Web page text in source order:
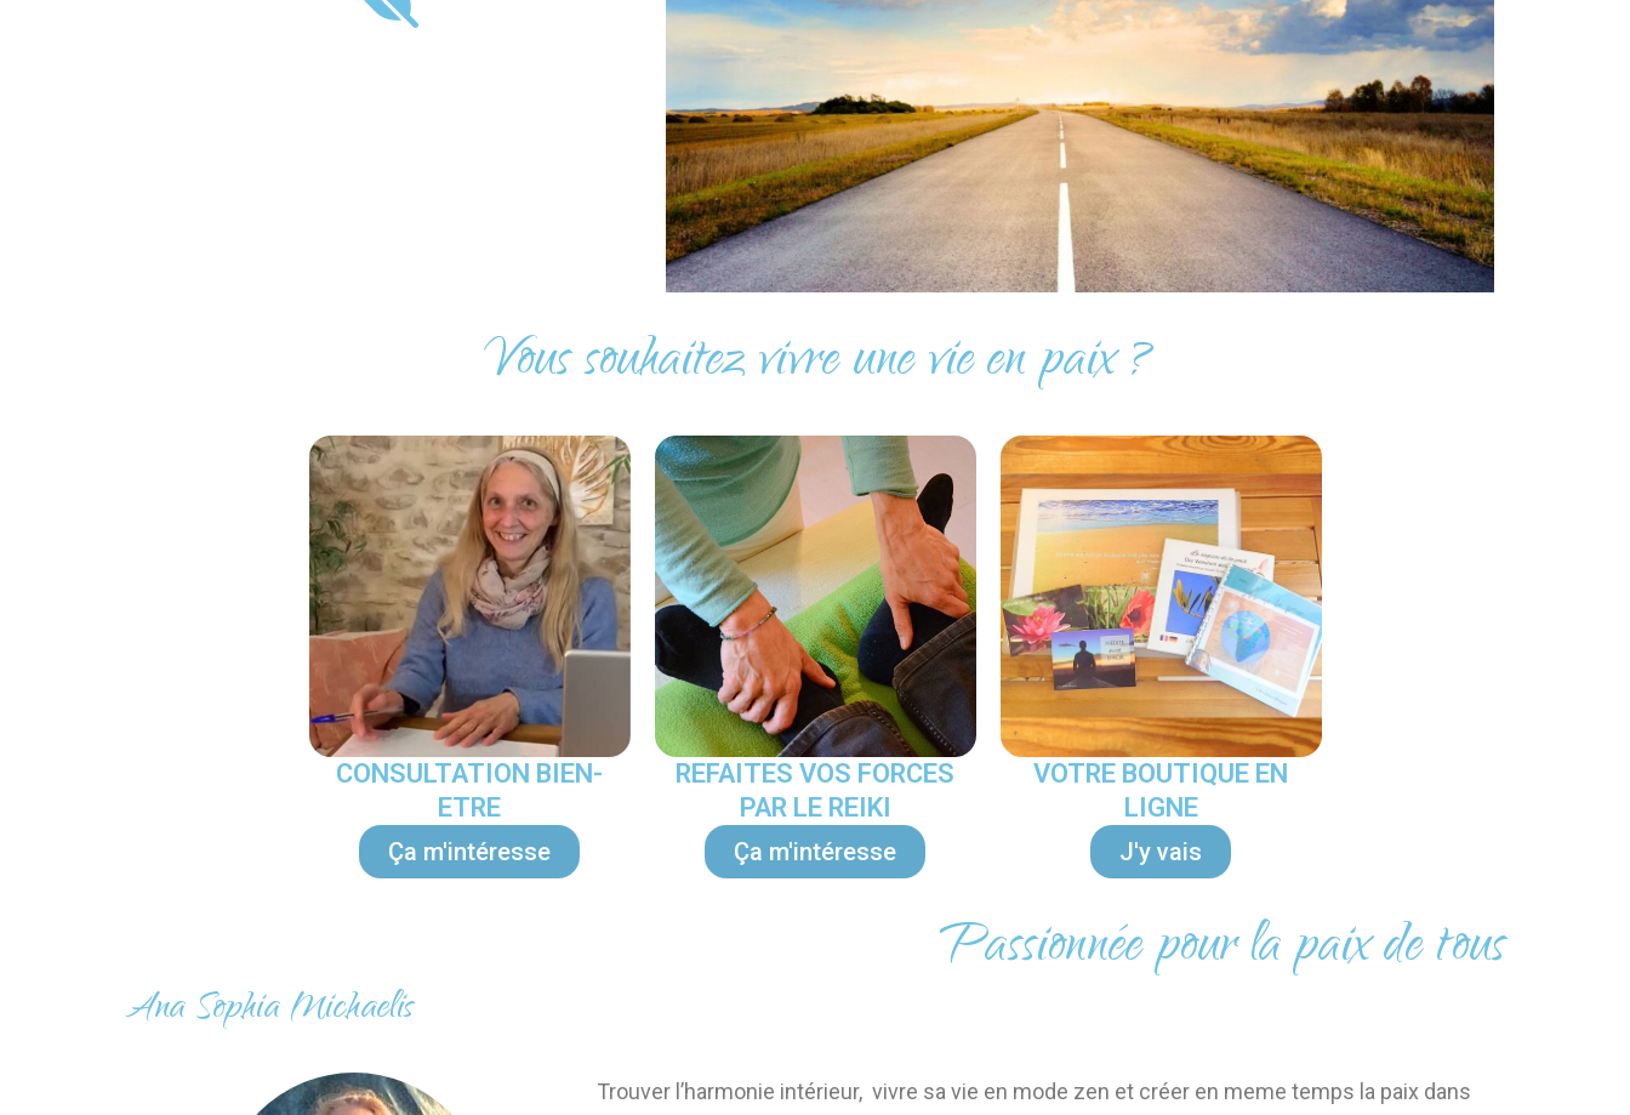
Vous souhaitez vivre une vie en paix ?
CONSULTATION BIEN-
ETRE
Ça m'intéresse
REFAITES VOS FORCES
PAR LE REIKI
Ça m'intéresse
VOTRE BOUTIQUE EN
LIGNE
J'y vais
Passionnée pour la paix de tous
Ana Sophia Michaelis
Trouver l’harmonie intérieur, vivre sa vie en mode zen et créer en meme temps la paix dans